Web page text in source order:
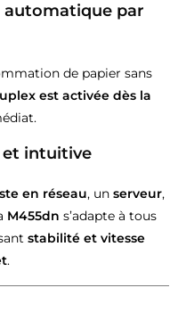
automatique par
de papier sans
est activée dès la
intuitive
en réseau, un serveur,
M455dn s’adapte à tous
stabilité et vitesse
.